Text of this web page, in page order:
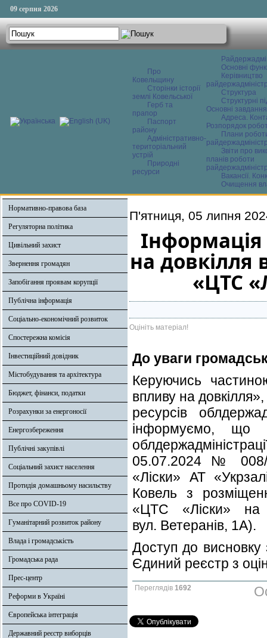
09 серпня 2026
Про
Ковельщину
Сторінки історії
землі Ковельської
Герб та
прапор
Паспорт
району
Адміністративно-
територіальний
устрій
Природні
ресурси
Основні
Керівництво
Структура
Структурні
Основні завдання
Адреса.
Розпорядок
Плани
Звіти про
планів роботи
Вакансії.
Очищення
Нормативно-правова база
Регуляторна політика
Цивільний захист
Звернення громадян
Запобігання проявам корупції
Публічна інформація
Соціально-економічний розвиток
Спостережна комісія
Інвестиційний довідник
Містобудування та архітектура
Бюджет, фінанси, податки
Розрахунки за енергоносії
Енергозбереження
Публічні закупівлі
Соціальний захист населення
Протидія домашньому насильству
Все про COVID-19
Гуманітарний розвиток району
Влада і громадськість
Громадська рада
Прес-центр
Реформи в Україні
Європейська інтеграція
Державний реєстр виборців
П'ятниця, 05 липня
на довкілля
«ЦТС
Оцініть матеріал!
До уваги
Керуючись
впливу на
ресурсів
інформуємо, що
05.07.2024 № 008/
«Ліски» АТ
Ковель з
«ЦТС «Ліски» на
вул. Ветеранів, 1А).
Доступ до висновку
Єдиний реєстр з
Переглядів 1692